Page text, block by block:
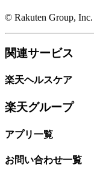
© Rakuten Group, Inc.
関連サービス
楽天ヘルスケア
楽天グループ
アプリ一覧
お問い合わせ一覧